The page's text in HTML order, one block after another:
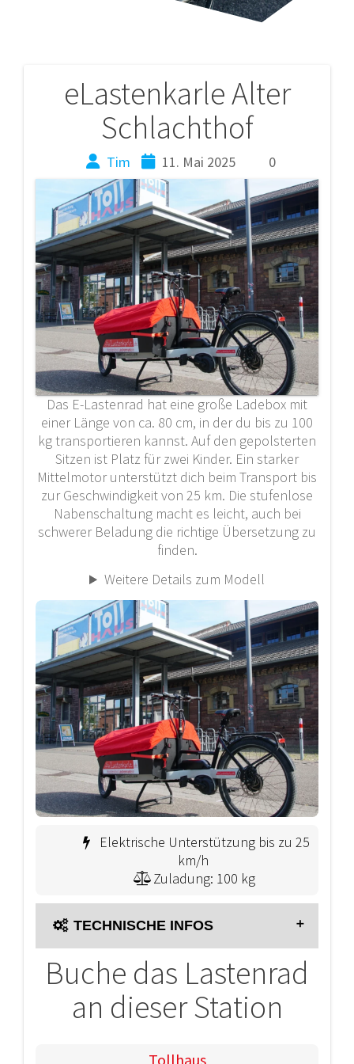
eLastenkarle Alter
Schlachthof
Tim 11. Mai 2025 0
Das E-Lastenrad hat eine große Ladebox mit
einer Länge von ca. 80 cm, in der du bis zu 100
kg transportieren kannst. Auf den gepolsterten
Sitzen ist Platz für zwei Kinder. Ein starker
Mittelmotor unterstützt dich beim Transport bis
zur Geschwindigkeit von 25 km. Die stufenlose
Nabenschaltung macht es leicht, auch bei
schwerer Beladung die richtige Übersetzung zu
finden.
Weitere Details zum Modell
Elektrische Unterstützung bis zu 25
km/h
Zuladung: 100 kg
TECHNISCHE INFOS
Fahrzeugtyp: Lastenrad
Antriebsart:Elektrische
Unterstützung
Reichweite:80000 m
Leergewicht:
Buche das Lastenrad
an dieser Station
Tollhaus
Beitragsnavigation